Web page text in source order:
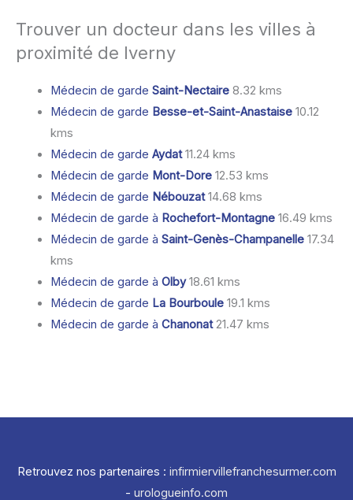
Trouver un docteur dans les villes à
proximité de Iverny
Médecin de garde Saint-Nectaire8.32 kms
Médecin de garde Besse-et-Saint-Anastaise10.12
kms
Médecin de garde Aydat11.24 kms
Médecin de garde Mont-Dore12.53 kms
Médecin de garde Nébouzat14.68 kms
Médecin de garde à Rochefort-Montagne16.49 kms
Médecin de garde à Saint-Genès-Champanelle17.34
kms
Médecin de garde à Olby18.61 kms
Médecin de garde La Bourboule19.1 kms
Médecin de garde à Chanonat21.47 kms
Retrouvez nos partenaires : infirmiervillefranchesurmer.com
- urologueinfo.com